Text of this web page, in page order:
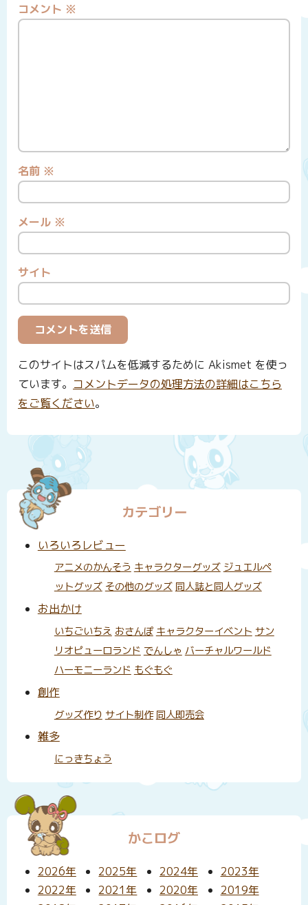
コメント ※
名前 ※
メール ※
サイト
このサイトはスパムを低減するために Akismet を使っ
ています。 コメントデータの処理方法の詳細はこちら
をご覧ください。
カテゴリー
いろいろレビュー
アニメのかんそう キャラクターグッズ ジュエルペ
ットグッズ その他のグッズ 同人誌と同人グッズ
お出かけ
いちごいちえ おさんぽ キャラクターイベント サン
リオピューロランド でんしゃ バーチャルワールド
ハーモニーランド もぐもぐ
創作
グッズ作り サイト制作 同人即売会
雑多
にっきちょう
かこログ
2026年 2025年 2024年
2023年
2022年
2021年 2020年
2019年